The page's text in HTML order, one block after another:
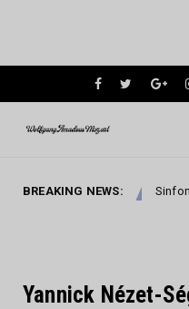
BREAKING NEWS:
Uncategorized Sinfonías n.º
Yannick Nézet-